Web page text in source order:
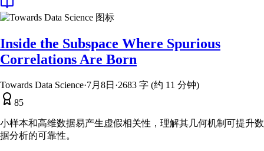
Inside the Subspace Where Spurious
Correlations Are Born
Towards Data Science·7月8日 ·2683 字 (约 11 分钟)
85
小样本和高维数据易产生虚假相关性，理解其几何机制可提升数
据分析的可靠性。